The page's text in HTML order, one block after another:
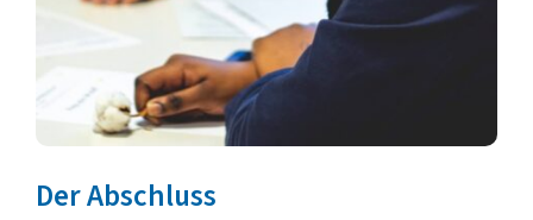
Der Abschluss